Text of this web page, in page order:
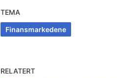
TEMA
Finansmarkedene
RELATERT